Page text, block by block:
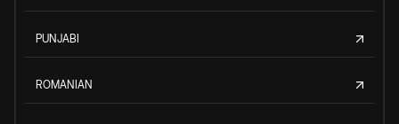
PUNJABI
ROMANIAN